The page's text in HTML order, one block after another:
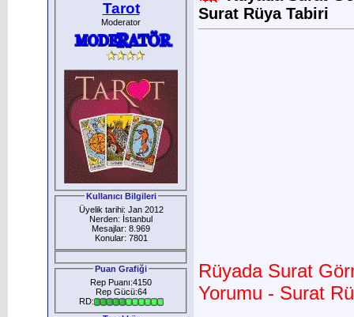
Tarot
Moderator
Kullanıcı Bilgileri
Üyelik tarihi: Jan 2012
Nerden: İstanbul
Mesajlar: 8.969
Konular: 7801
Puan Grafiği
Rep Puanı:4150
Rep Gücü:64
RD:
Surat Rüya Tabiri
Rüyada Surat
Yorumu - Surat